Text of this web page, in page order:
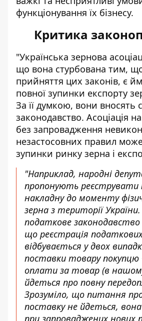
функціонування їх бізнесу.
Критика
"Українська зернова
що вона стурбована тим,
прийняття цих законів, є
повної зупинки експорту
За її думкою, вони вносять
законодавство. Асоціація
без запровадження
незастосовних правил
зупинки ринку зерна і
"Наприклад, народні
пропонують реєструвати
накладну до моменту
зерна з території
податкове законодавство
що реєстрація
відбувається у двох
поставки товару
оплати за товар (в
йдеться про повну
Зрозуміло, що питання
поставку не йдеться,
при запроваджених нових